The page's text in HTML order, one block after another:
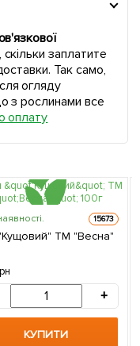
заплатите
Так само,
огляду
з рослинами все
оплату
15673
ТМ "Весна"
+
КУПИТИ